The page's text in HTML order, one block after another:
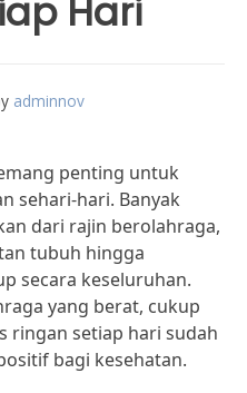
Hari
adminnov
penting untuk
sehari-hari. Banyak
dari rajin berolahraga,
tubuh hingga
secara keseluruhan.
yang berat, cukup
ringan setiap hari sudah
bagi kesehatan.